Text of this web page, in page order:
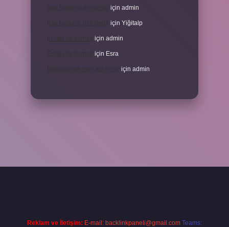
için admin
için Yiğitalp
için admin
için Esra
için admin
Reklam ve İletişim: E-mail: backlinkpaneli@gmail.com Teams: